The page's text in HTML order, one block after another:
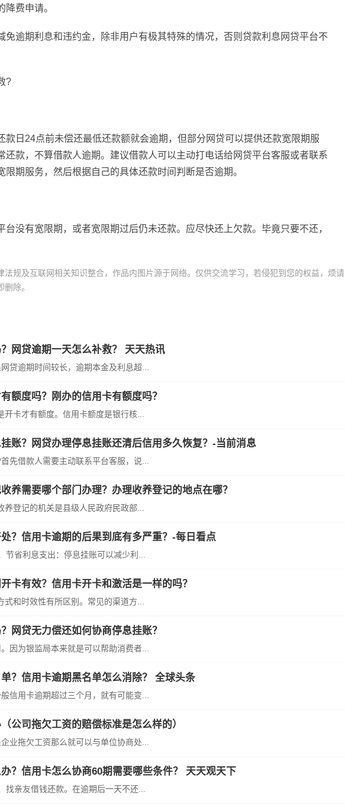
费申请。
免逾期利息和违约金，除非用户有极其特殊的情况，否则贷款利息网贷平台不
?
款日24点前未偿还最低还款额就会逾期，但部分网贷可以提供还款宽限期服
还款，不算借款人逾期。建议借款人可以主动打电话给网贷平台客服或者联系
限期服务，然后根据自己的具体还款时间判断是否逾期。
台没有宽限期，或者宽限期过后仍未还款。应尽快还上欠款。毕竟只要不还，
法规及互联网相关知识整合，作品内图片源于网络。仅供交流学习，若侵犯到您的权益，烦请
删除。
网贷逾期一天怎么补救？ 天天热讯
贷逾期时间较长，逾期本金及利息超...
额度吗？刚办的信用卡有额度吗？
卡才有额度。信用卡额度是银行核...
账？网贷办理停息挂账还清后信用多久恢复？-当前消息
先借款人需要主动联系平台客服，说...
养需要哪个部门办理？办理收养登记的地点在哪？
登记的机关是县级人民政府民政部...
？信用卡逾期的后果到底有多严重？-每日看点
省利息支出：停息挂账可以减少利...
卡有效？信用卡开卡和激活是一样的吗？
和时效性有所区别。常见的渠道方...
网贷无力偿还如何协商停息挂账？
因为银监局本来就是可以帮助消费者...
？信用卡逾期黑名单怎么消除？ 全球头条
信用卡逾期超过三个月，就有可能变...
公司拖欠工资的赔偿标准是怎么样的）
业拖欠工资那么就可以与单位协商处...
？信用卡怎么协商60期需要哪些条件？ 天天观天下
亲友借钱还款。在逾期后一天不还...